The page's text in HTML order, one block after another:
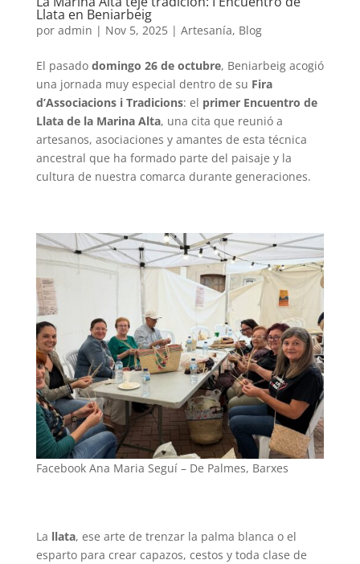
Llata en Beniarbeig
por admin | Nov 5, 2025| Artesanía, Blog
El pasado domingo 26 de octubre, Beniarbeig acogió
una jornada muy especial dentro de su Fira
d’Associacions i Tradicions: el primer Encuentro de
Llata de la Marina Alta, una cita que reunió a
artesanos, asociaciones y amantes de esta técnica
ancestral que ha formado parte del paisaje y la
cultura de nuestra comarca durante generaciones.
Facebook Ana Maria Seguí – De Palmes, Barxes
La llata, ese arte de trenzar la palma blanca o el
esparto para crear capazos, cestos y toda clase de